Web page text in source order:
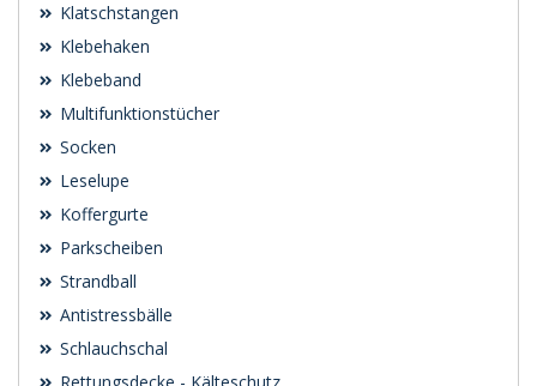
Klatschstangen
Klebehaken
Klebeband
Multifunktionstücher
Socken
Leselupe
Koffergurte
Parkscheiben
Strandball
Antistressbälle
Schlauchschal